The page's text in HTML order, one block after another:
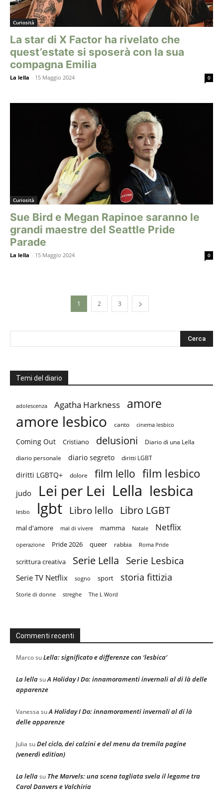
Curiosità
La star di X Factor ha rivelato che
quest’estate si sposerà con la sua
compagna Emilia
La lella - 15 Maggio 2024 0
Curiosità
Sue Bird e Megan Rapinoe saranno le
grandi maestre del Seattle Pride
Parade
La lella - 15 Maggio 2024 0
1 2 3
Temi del diario
adolescenza Agatha Harkness amore
amore lesbico canto cinema lesbico
Coming Out Cristiano delusioni
Diario di una Lella
diario personale
diario segreto diritti LGBT
diritti LGBTQ+ dolore film lello film lesbico
judo Lei per Lei Lella lesbica
lesbo lgbt Libro lello Libro LGBT
mal d'amore mal di vivere mamma Natale Netflix
operazione Pride 2026 queer rabbia Roma Pride
scrittura creativa Serie Lella Serie Lesbica
Serie TV Netflix sogno sport storia fittizia
Storie di donne streghe The L Word
Commenti recenti
MarcosuLella: significato e differenze con ‘lesbica’
La lellasuA Holiday I Do: innamoramenti invernali al di là delle
apparenze
Vanessa suA Holiday I Do: innamoramenti invernali al di là
delle apparenze
Julia suDel ciclo, dei calzini e del menu da tremila pagine
(venerdì edition)
La lellasu The Marvels: una scena tagliata svela il legame tra
Carol Danvers e Valchiria